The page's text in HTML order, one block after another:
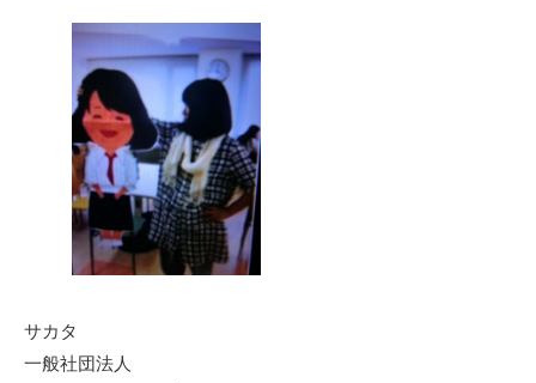
サカタ
一般社団法人